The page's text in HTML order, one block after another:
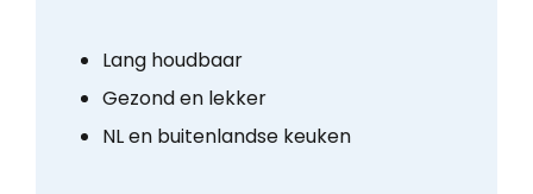
Lang houdbaar
Gezond en lekker
NL en buitenlandse keuken